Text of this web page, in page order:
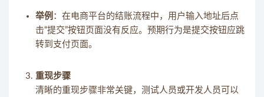
举例 ：在电商平台的结账流程中，用户输入地址后点
击“提交”按钮页面没有反应。预期行为是提交按钮应跳
转到支付页面。
重现步骤
清晰的重现步骤非常关键，测试人员或开发人员可以